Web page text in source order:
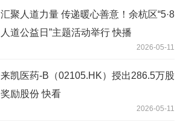
汇聚人道力量 传递暖心善意！余杭区“5·8
人道公益日”主题活动举行 快播
2026-05-11
来凯医药-B（02105.HK）授出286.5万股
奖励股份 快看
2026-05-11